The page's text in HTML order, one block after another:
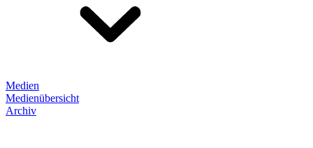
Medien
Medienübersicht
Archiv